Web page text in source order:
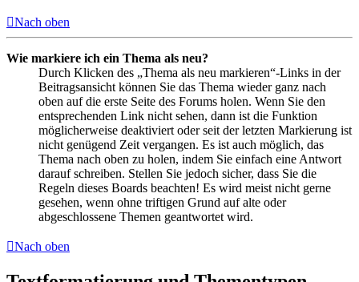
Nach oben
Wie markiere ich ein Thema als neu?
Durch Klicken des „Thema als neu markieren“-Links in der
Beitragsansicht können Sie das Thema wieder ganz nach
oben auf die erste Seite des Forums holen. Wenn Sie den
entsprechenden Link nicht sehen, dann ist die Funktion
möglicherweise deaktiviert oder seit der letzten Markierung ist
nicht genügend Zeit vergangen. Es ist auch möglich, das
Thema nach oben zu holen, indem Sie einfach eine Antwort
darauf schreiben. Stellen Sie jedoch sicher, dass Sie die
Regeln dieses Boards beachten! Es wird meist nicht gerne
gesehen, wenn ohne triftigen Grund auf alte oder
abgeschlossene Themen geantwortet wird.
Nach oben